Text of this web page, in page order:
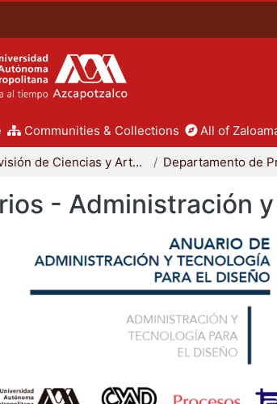
Communities & Collections All of
División de Ciencias y Artes para el Diseño
- Administración